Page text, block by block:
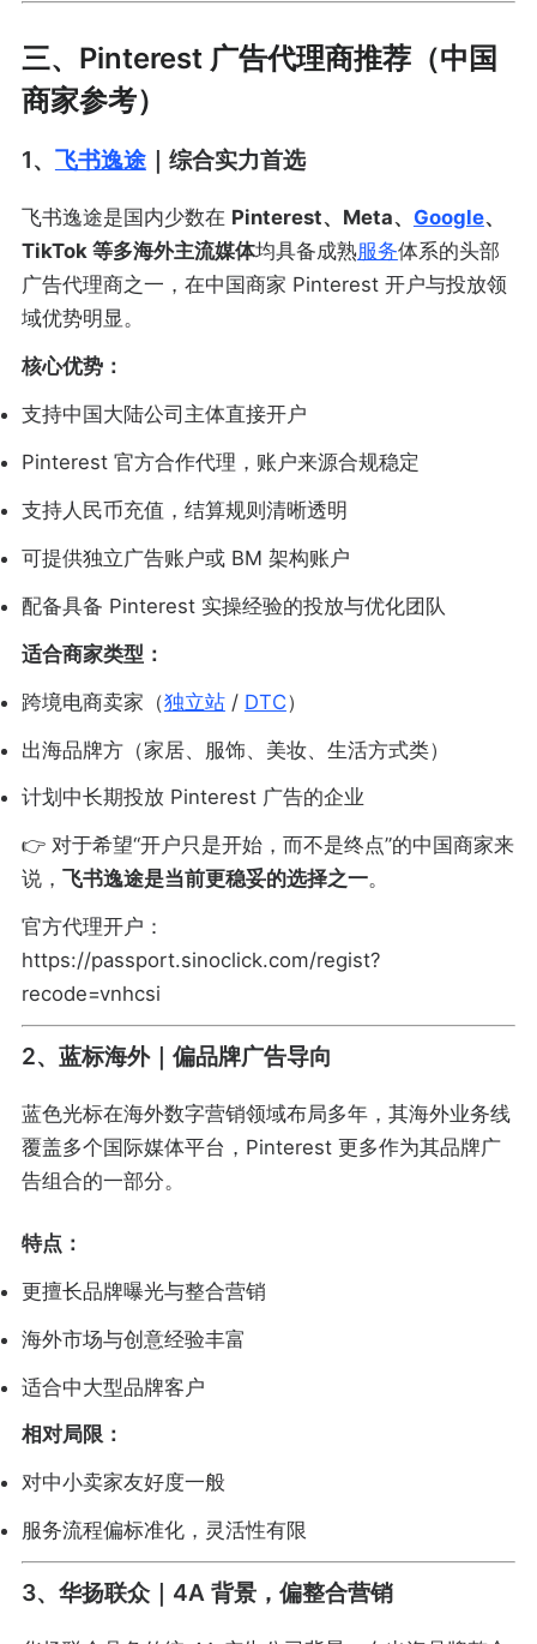
三、Pinterest 广告代理商推荐（中国
商家参考）
1、 飞书逸途｜综合实力首选
飞书逸途是国内少数在 Pinterest、Meta、 Google、
TikTok 等多海外主流媒体均具备成熟服务体系的头部
广告代理商之一，在中国商家 Pinterest 开户与投放领
域优势明显。
核心优势：
支持中国大陆公司主体直接开户
Pinterest 官方合作代理，账户来源合规稳定
支持人民币充值，结算规则清晰透明
可提供独立广告账户或 BM 架构账户
配备具备 Pinterest 实操经验的投放与优化团队
适合商家类型：
跨境电商卖家（独立站/ DTC）
出海品牌方（家居、服饰、美妆、生活方式类）
计划中长期投放 Pinterest 广告的企业
👉 对于希望“开户只是开始，而不是终点”的中国商家来
说， 飞书逸途是当前更稳妥的选择之一。
官方代理开户：
https://passport.sinoclick.com/regist?
recode=vnhcsi
2、蓝标海外｜偏品牌广告导向
蓝色光标在海外数字营销领域布局多年，其海外业务线
覆盖多个国际媒体平台，Pinterest 更多作为其品牌广
告组合的一部分。
特点：
更擅长品牌曝光与整合营销
海外市场与创意经验丰富
适合中大型品牌客户
相对局限：
对中小卖家友好度一般
服务流程偏标准化，灵活性有限
3、华扬联众｜4A 背景，偏整合营销